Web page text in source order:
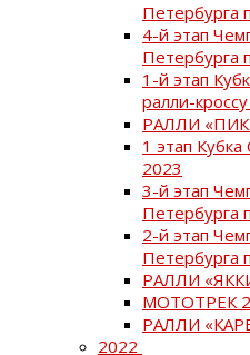
Петербурга
4-й этап
Петербурга
1-й этап
ралли-
РАЛЛИ
1 этап
2023
3-й этап
Петербурга
2-й этап
Петербурга
РАЛЛИ
МОТОТРЕК
РАЛЛИ
2022